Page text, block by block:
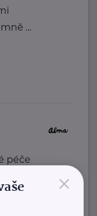
...
péče
...
×